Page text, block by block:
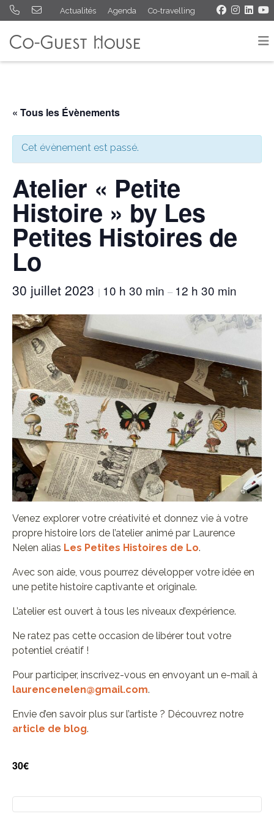
Actualités Agenda Co-travelling
« Tous les Évènements
Cet évènement est passé.
Atelier « Petite
Histoire » by Les
Petites Histoires de
Lo
30 juillet 2023 | 10 h 30 min – 12 h 30 min
Venez explorer votre créativité et donnez vie à votre
propre histoire lors de l’atelier animé par Laurence
Nelen alias Les Petites Histoires de Lo.
Avec son aide, vous pourrez développer votre idée en
une petite histoire captivante et originale.
L’atelier est ouvert à tous les niveaux d’expérience.
Ne ratez pas cette occasion de libérer tout votre
potentiel créatif !
Pour participer, inscrivez-vous en envoyant un e-mail à
laurencenelen@gmail.com.
Envie d’en savoir plus sur l’artiste ? Découvrez notre
article de blog.
30€